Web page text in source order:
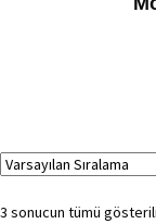
3 sonucun tümü